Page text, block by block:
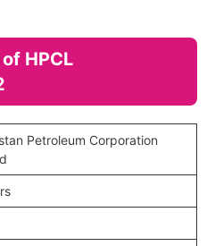
HPCL
Petroleum Corporation